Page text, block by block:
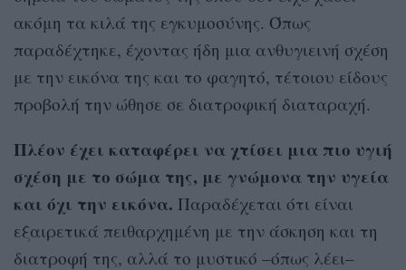
ακόμη τα κιλά της εγκυμοσύνης. Όπως
παραδέχτηκε, έχοντας ήδη μια ανθυγιεινή σχέση
με την εικόνα της και το φαγητό, τέτοιου είδους
προβολή την ώθησε σε διατροφική διαταραχή.
Πλέον έχει καταφέρει να χτίσει μια πιο υγιή
σχέση με το σώμα της, με γνώμονα την υγεία
και όχι την εικόνα. Παραδέχεται ότι είναι
εξαιρετικά πειθαρχημένη με την άσκηση και τη
διατροφή της, αλλά το μυστικό –όπως λέει–